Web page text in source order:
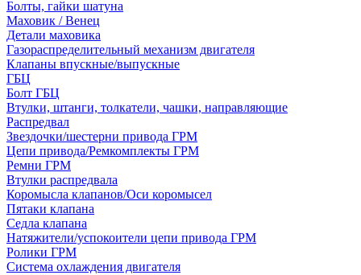
Болты, гайки шатуна
Маховик / Венец
Детали маховика
Газораспределительный механизм двигателя
Клапаны впускные/выпускные
ГБЦ
Болт ГБЦ
Втулки, штанги, толкатели, чашки, направляющие
Распредвал
Звездочки/шестерни привода ГРМ
Цепи привода/Ремкомплекты ГРМ
Ремни ГРМ
Втулки распредвала
Коромысла клапанов/Оси коромысел
Пятаки клапана
Седла клапана
Натяжители/успокоители цепи привода ГРМ
Ролики ГРМ
Система охлаждения двигателя